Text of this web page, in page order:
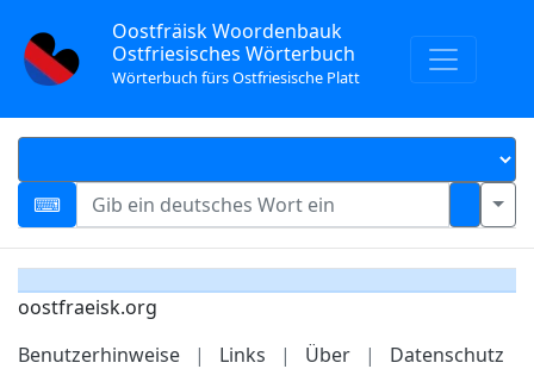
Oostfräisk Woordenbauk
Ostfriesisches Wörterbuch
Wörterbuch fürs Ostfriesische Platt
oostfraeisk.org
Benutzerhinweise
| Links | Über | Datenschutz